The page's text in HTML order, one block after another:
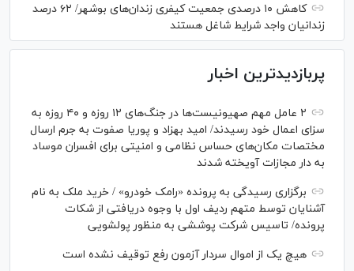
کاهش ۱۰ درصدی جمعیت کیفری زندان‌های بوشهر/ ۶۲ درصد
زندانیان واجد شرایط شاغل هستند
پربازدیدترین اخبار
۲ عامل مهم صهیونیست‌ها در جنگ‌های ۱۲ روزه و ۴۰ روزه به
سزای اعمال خود رسیدند/ امید بهزاد و پوریا صفوت به جرم ارسال
مختصات مکان‌های حساس نظامی و امنیتی برای افسران موساد
به دار مجازات آویخته شدند
برگزاری رسیدگی به پرونده «رامک خودرو» / خرید ملک به نام
آشنایان توسط متهم ردیف اول با وجوه دریافتی از شکات
پرونده/ تاسیس شرکت پوششی به منظور پولشویی
هیچ یک از اموال سردار آزمون رفع توقیف نشده است